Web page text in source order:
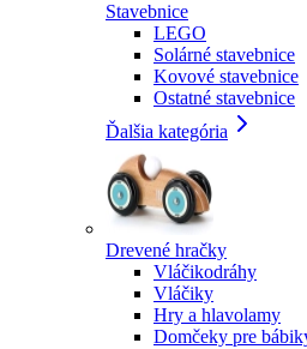
Stavebnice
LEGO
Solárné stavebnice
Kovové stavebnice
Ostatné stavebnice
Ďalšia kategória
Drevené hračky
Vláčikodráhy
Vláčiky
Hry a hlavolamy
Domčeky pre